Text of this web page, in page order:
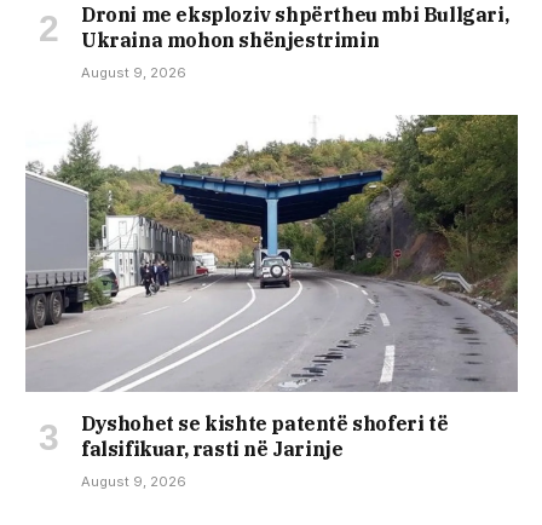
Droni me eksploziv shpërtheu mbi Bullgari,
Ukraina mohon shënjestrimin
August 9, 2026
Dyshohet se kishte patentë shoferi të
falsifikuar, rasti në Jarinje
August 9, 2026